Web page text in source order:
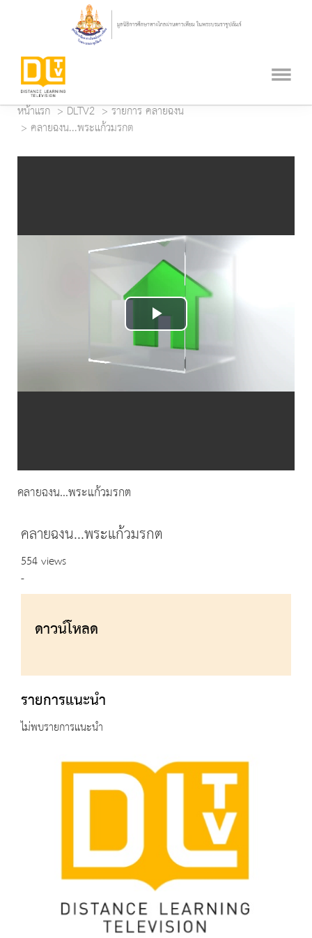
หน้าแรก DLTV2
รายการ คลายฉงน
คลายฉงน...พระแก้วมรกต
Play
Video
คลายฉงน...พระแก้วมรกต
คลายฉงน...พระแก้วมรกต
554 views
-
ดาวน์โหลด
รายการแนะนำ
ไม่พบรายการแนะนำ